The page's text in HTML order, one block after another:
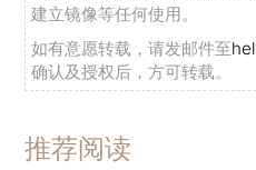
建立镜像等任何使用。
如有意愿转载，请发邮件至
确认及授权后，方可转载。
推荐阅读